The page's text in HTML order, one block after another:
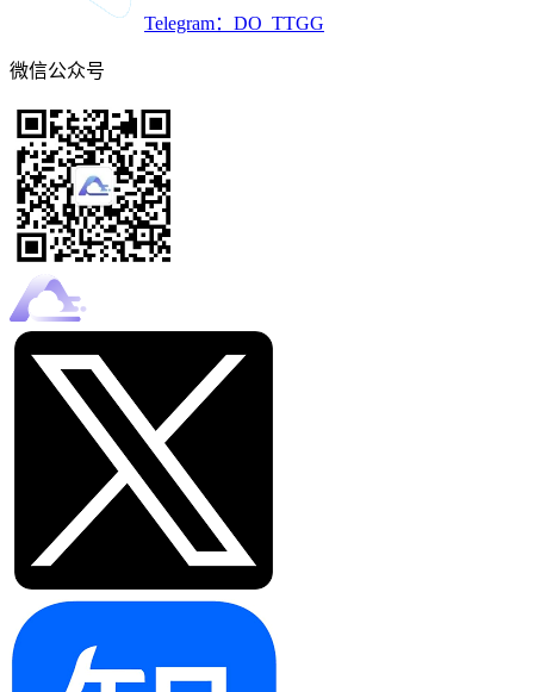
Telegram：DO_TTGG
微信公众号